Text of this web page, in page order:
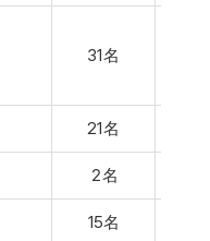
31名
21名
２名
15名